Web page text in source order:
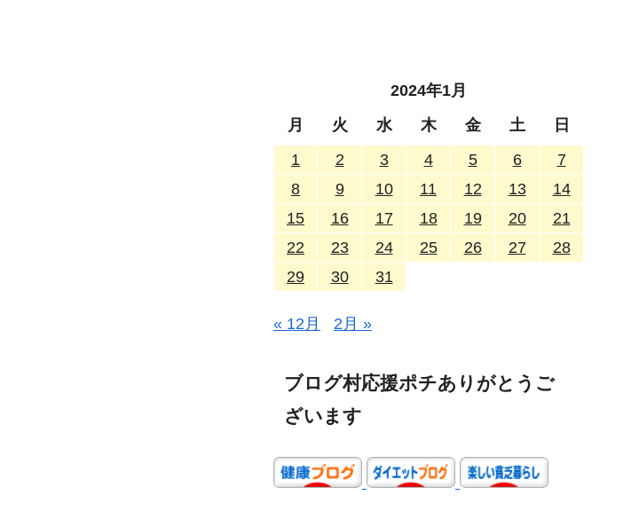
2024年1月
月
火 水 木 金 土
日
1
2 3 4 5 6
7
8
9 10 11 12 13
14
15
16 17 18 19 20
21
22
23 24 25 26 27
28
29
30 31
« 12月 2月 »
ブログ村応援ポチありがとうご
ざいます